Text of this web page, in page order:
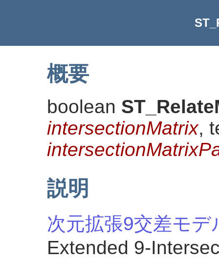
概要
boolean
intersectionMatrix,
説明
次元拡張9交差モデ
Extended 9-